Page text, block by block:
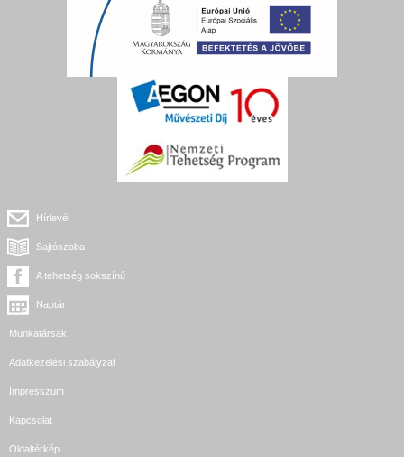
Hírlevél
Sajtószoba
A tehetség sokszínű
Naptár
Munkatársak
Adatkezelési szabályzat
Impresszum
Kapcsolat
Oldaltérkép